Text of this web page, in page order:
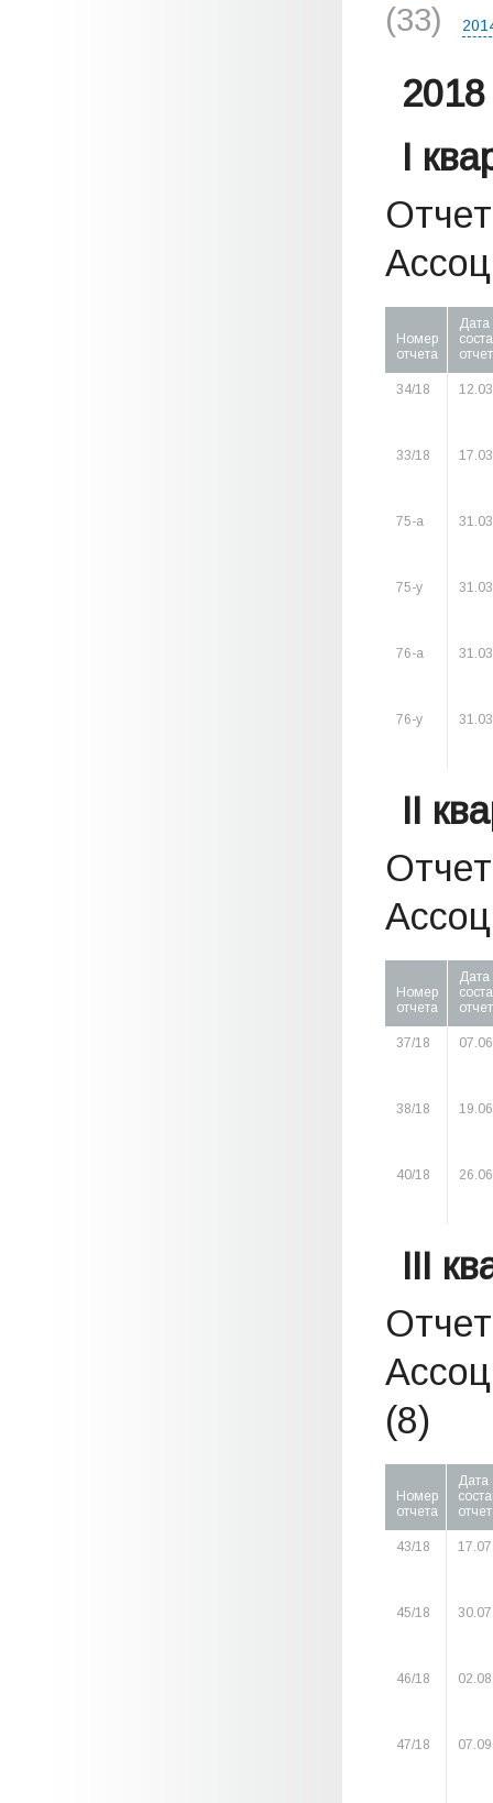
(33)
2018
I
Номер
отчета
Дата
34/18
33/18
75-а
75-у
76-а
76-у
II
Номер
отчета
Дата
37/18
38/18
40/18
III
(8)
Номер
отчета
Дата
43/18
45/18
46/18
47/18